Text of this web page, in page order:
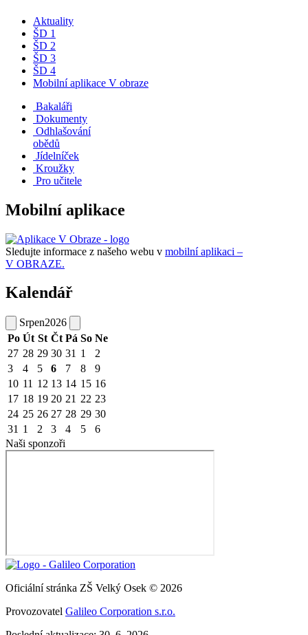
Aktuality
ŠD 1
ŠD 2
ŠD 3
ŠD 4
Mobilní aplikace V obraze
Bakaláři
Dokumenty
Odhlašování
obědů
Jídelníček
Kroužky
Pro učitele
Mobilní aplikace
Sledujte informace z našeho webu v mobilní aplikaci –
V OBRAZE.
Kalendář
Srpen2026
Po Út St Čt Pá So Ne
27 28 29 30 31 1
2
3
4 5 6 7 8
9
10 11 12 13 14 15 16
17 18 19 20 21 22 23
24 25 26 27 28 29 30
31 1 2 3 4 5
6
Naši sponzoři
Oficiální stránka ZŠ Velký Osek © 2026
Provozovatel Galileo Corporation s.r.o.